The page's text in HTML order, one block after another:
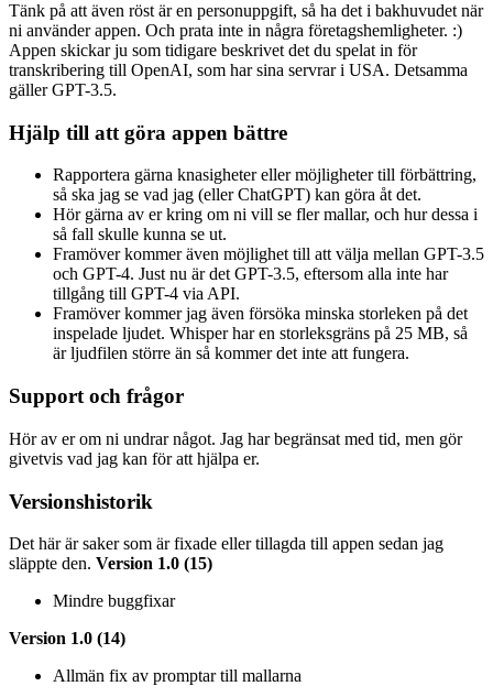
Tänk på att även röst är en personuppgift, så ha det i bakhuvudet när
ni använder appen. Och prata inte in några företagshemligheter. :)
Appen skickar ju som tidigare beskrivet det du spelat in för
transkribering till OpenAI, som har sina servrar i USA. Detsamma
gäller GPT-3.5.
Hjälp till att göra appen bättre
Rapportera gärna knasigheter eller möjligheter till förbättring,
så ska jag se vad jag (eller ChatGPT) kan göra åt det.
Hör gärna av er kring om ni vill se fler mallar, och hur dessa i
så fall skulle kunna se ut.
Framöver kommer även möjlighet till att välja mellan GPT-3.5
och GPT-4. Just nu är det GPT-3.5, eftersom alla inte har
tillgång till GPT-4 via API.
Framöver kommer jag även försöka minska storleken på det
inspelade ljudet. Whisper har en storleksgräns på 25 MB, så
är ljudfilen större än så kommer det inte att fungera.
Support och frågor
Hör av er om ni undrar något. Jag har begränsat med tid, men gör
givetvis vad jag kan för att hjälpa er.
Versionshistorik
Det här är saker som är fixade eller tillagda till appen sedan jag
släppte den. Version 1.0 (15)
Mindre buggfixar
Version 1.0 (14)
Allmän fix av promptar till mallarna